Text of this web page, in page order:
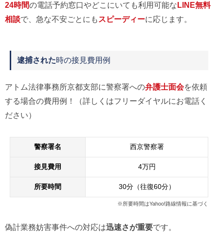
24時間の電話予約窓口やどこにいても利用可能なLINE無料
相談で、急な不安ごとにも スピーディーに応じます。
逮捕された時の接見費用例
アトム法律事務所京都支部に警察署への弁護士面会を依頼
する場合の費用例！（詳しくはフリーダイヤルにお電話く
ださい）
警察署名 西京警察署
接見費用 4万円
所要時間 30分（往復60分）
※所要時間はYahoo!路線情報に基づく
偽計業務妨害事件への対応は迅速さが重要です。